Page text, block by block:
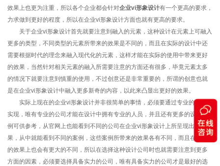
效果上也更为注重，所以各个企业都会针对企业vi形象设计有一个更高的要求，
力求做到更好的程度，所以在企业vi形象设计方面也就有更高的要求。
关于企业vi形象设计首先就要注意到融入的元素，这种设计在元素上可融入
更多的类型，不同类型的元素所带来的效果是不同的，而且在实际的设计中还
需要根据时代的理念来融入现代化的元素，这样才能在实际的使用中带来更好
的效果，当然针对相关元素的融入所需要注意的方面还有很多，毕竟元素太多
的情况下就要注意到慎重的使用，不过创意还是非常重要的，所谓的创意也就
是在企业vi形象设计中融入更多新奇的内容，以此来凸显出更好的效果。
实际上现在的企业vi形象设计并非很简单的事情，必须要通过专业的公司来
实现，唯有专业的公司才能在设计中拥有专业的人员，并且还有更多的设计案
例可供参考，从官网上也能看到不同的公司在企业vi形象设计上所呈现出来的效
果，从中就能看到不同的案例，这些案例所带来的效果各有不同，而且在视觉
的效果上也会有更大的不同，所以在选择这种设计公司时也就需要注意到更多
方面的因素，必须要选择具备实力的公司，唯有具备实力的公司才是最好的选